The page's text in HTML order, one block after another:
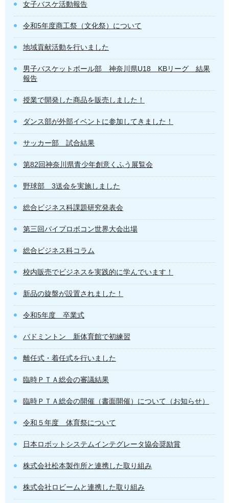
女子バスケ活動報告
令和5年度商工祭（文化祭）について
地域貢献活動を行いました
男子バスケットボール部 神奈川県U18 KBリーグ 結果
報告
授業で開発した商品を販売しました！
ダンス部が外部イベントに参加してきました！
サッカー部 試合結果
第82回神奈川県青少年創意くふう展覧会
野球部 3送会を実施しました
総合ビジネス科課題研究発表会
第三回パイプロボコン世界大会出場
総合ビジネス科コラム
校内販売でビジネスを実践的に学んでいます！
新品の旋盤が設置されました！
令和5年度 卒業式
バドミントン 新体育館で初練習
離任式・着任式を行いました
臨時ＰＴＡ総会の審議結果
臨時ＰＴＡ総会の開催（書面開催）について（お知らせ）
令和５年度 体育祭について
日本ロボットシステムインテグレータ協会奨励賞
株式会社松本製作所と連携した取り組み
株式会社ロビームと連携した取り組み